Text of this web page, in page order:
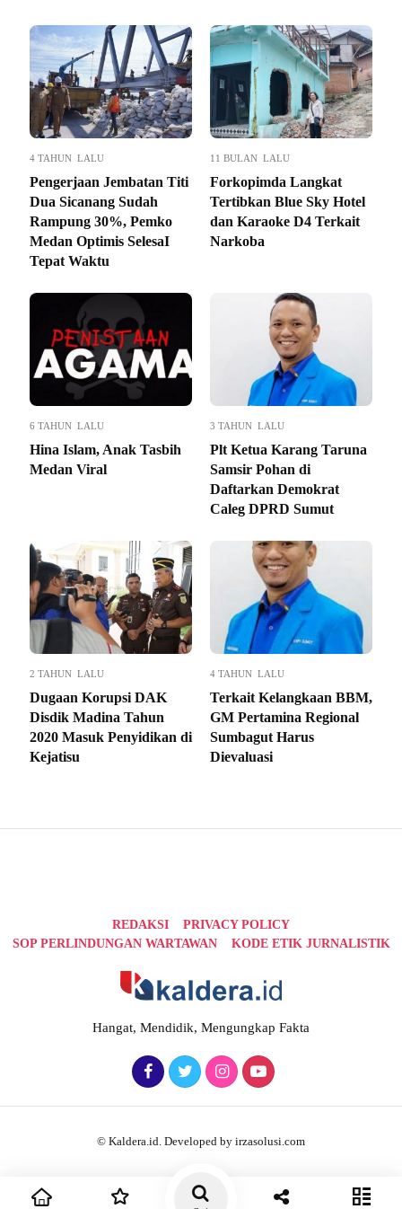
4 TAHUN LALU
Pengerjaan Jembatan Titi
Dua Sicanang Sudah
Rampung 30%, Pemko
Medan Optimis SelesaI
Tepat Waktu
11 BULAN LALU
Forkopimda Langkat
Tertibkan Blue Sky Hotel
dan Karaoke D4 Terkait
Narkoba
6 TAHUN LALU
Hina Islam, Anak Tasbih
Medan Viral
3 TAHUN LALU
Plt Ketua Karang Taruna
Samsir Pohan di
Daftarkan Demokrat
Caleg DPRD Sumut
2 TAHUN LALU
Dugaan Korupsi DAK
Disdik Madina Tahun
2020 Masuk Penyidikan di
Kejatisu
4 TAHUN LALU
Terkait Kelangkaan BBM,
GM Pertamina Regional
Sumbagut Harus
Dievaluasi
REDAKSI
PRIVACY POLICY
SOP PERLINDUNGAN WARTAWAN
KODE ETIK JURNALISTIK
Hangat, Mendidik, Mengungkap Fakta
© Kaldera.id. Developed by irzasolusi.com